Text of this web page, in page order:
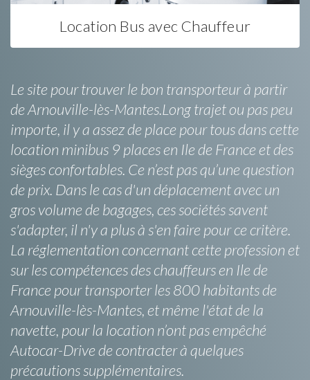
Location Bus avec Chauffeur
Le site pour trouver le bon transporteur à partir
de Arnouville-lès-Mantes.Long trajet ou pas peu
importe, il y a assez de place pour tous dans cette
location minibus 9 places en Ile de France et des
sièges confortables. Ce n’est pas qu’une question
de prix. Dans le cas d'un déplacement avec un
gros volume de bagages, ces sociétés savent
s'adapter, il n'y a plus à s'en faire pour ce critère.
La réglementation concernant cette profession et
sur les compétences des chauffeurs en Ile de
France pour transporter les 800 habitants de
Arnouville-lès-Mantes, et même l'état de la
navette, pour la location n’ont pas empêché
Autocar-Drive de contracter à quelques
précautions supplémentaires.